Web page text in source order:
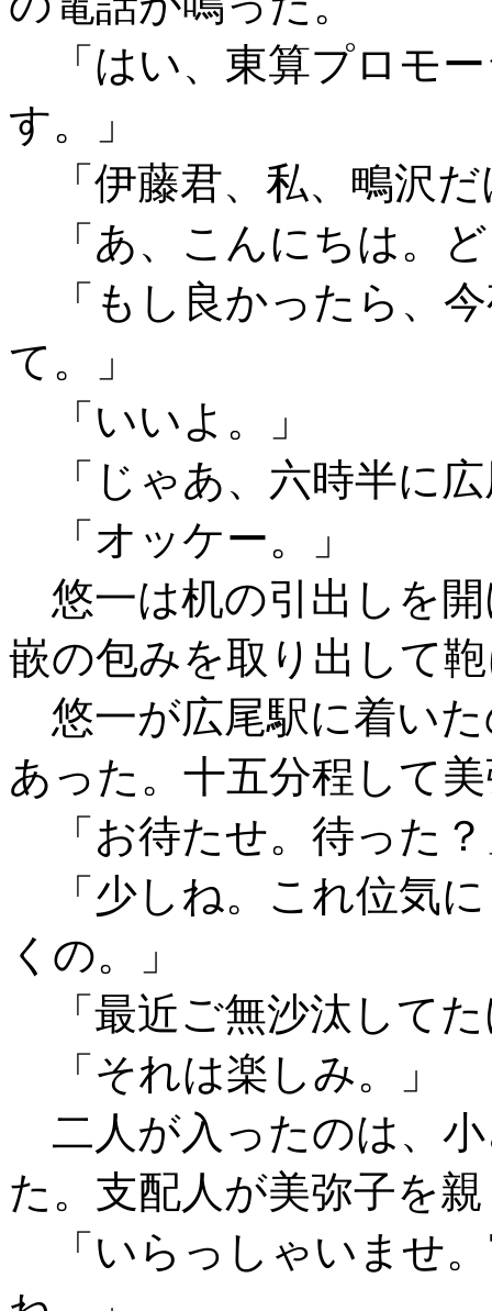
「はい、東算プロモ
す。」
「伊藤君、私、鴫沢だ
「あ、こんにちは。
「もし良かったら、
て。」
「いいよ。」
「じゃあ、六時半に広
「オッケー。」
悠一は机の引出しを
嵌の包みを取り出して
悠一が広尾駅に着い
あった。十五分程して
「お待たせ。待った
「少しね。これ位気
くの。」
「最近ご無沙汰して
「それは楽しみ。」
二人が入ったのは、
た。支配人が美弥子を
「いらっしゃいませ